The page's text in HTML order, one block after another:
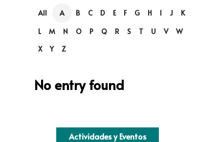
All A B C D E F G H I J
K
L
M N O P Q R S T U V
W
X
Y Z
No entry found
Actividades y Eventos